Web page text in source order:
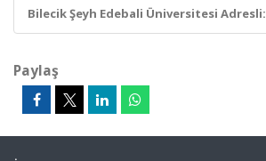
Bilecik Şeyh Edebali Üniversitesi Adresli:
Paylaş